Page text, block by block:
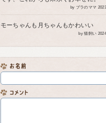
by ブラのママ
モーちゃんも月ちゃんもかわいい
by 猫飼い